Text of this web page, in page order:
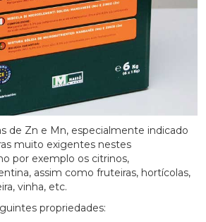
de Zn e Mn, especialmente indicado
muito exigentes nestes
por exemplo os citrinos,
assim como fruteiras, hortícolas,
vinha, etc.
propriedades: